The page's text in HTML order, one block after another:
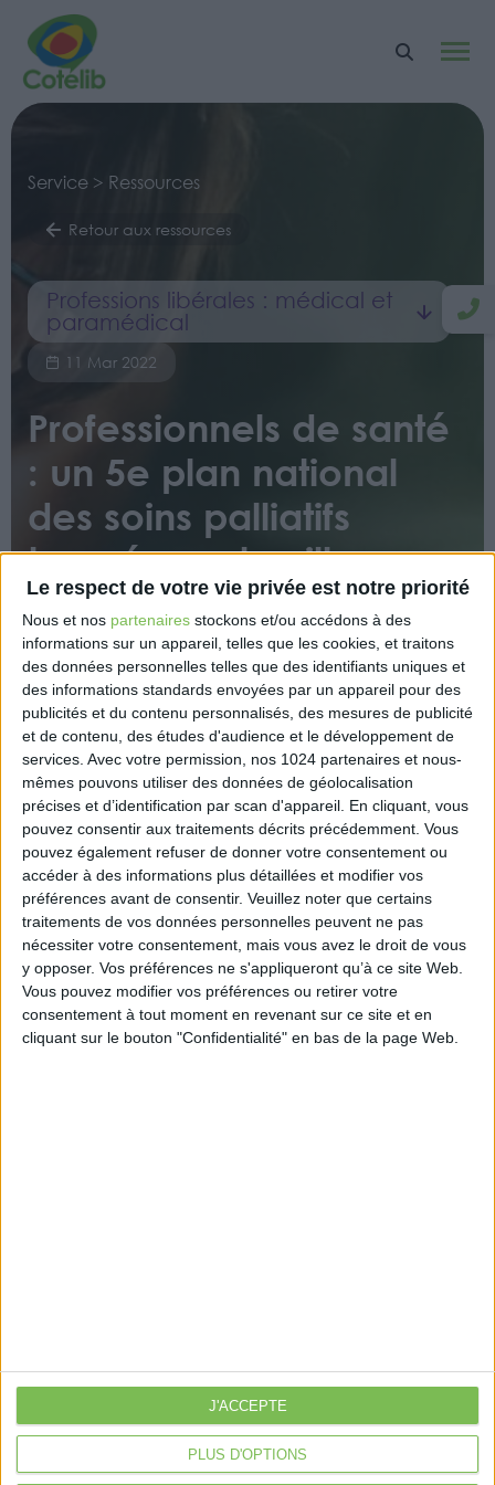
Le respect de votre vie privée est notre priorité
Nous et nos partenaires stockons et/ou accédons à des
informations sur un appareil, telles que les cookies, et traitons
des données personnelles telles que des identifiants uniques et
des informations standards envoyées par un appareil pour des
publicités et du contenu personnalisés, des mesures de publicité
et de contenu, des études d'audience et le développement de
services. Avec votre permission, nos 1024 partenaires et nous-
mêmes pouvons utiliser des données de géolocalisation
précises et d’identification par scan d'appareil. En cliquant, vous
pouvez consentir aux traitements décrits précédemment. Vous
pouvez également refuser de donner votre consentement ou
accéder à des informations plus détaillées et modifier vos
préférences avant de consentir. Veuillez noter que certains
traitements de vos données personnelles peuvent ne pas
nécessiter votre consentement, mais vous avez le droit de vous
y opposer. Vos préférences ne s'appliqueront qu’à ce site Web.
Vous pouvez modifier vos préférences ou retirer votre
consentement à tout moment en revenant sur ce site et en
cliquant sur le bouton "Confidentialité" en bas de la page Web.
PLUS D'OPTIONS
J'ACCEPTE
Service > Ressources
Retour aux ressources
Professions libérales : médical et
paramédical
11 Mar 2022
Professionnels de santé
: un 5e plan national
des soins palliatifs
tourné vers la ville
Le nouveau plan national relatif aux soins palliatifs
veut mettre l’accent sur la médecine de ville. Il
s’articule autour de 3 axes prioritaires : favoriser
l’appropriation des droits, conforter l’expertise en
soins palliatifs et définir des parcours de soins
gradués et de proximité.
https://www.eurex.fr/k4_18582088/
À la une
Déclaration Impôt sur le Revenu
Loueur en Meublé